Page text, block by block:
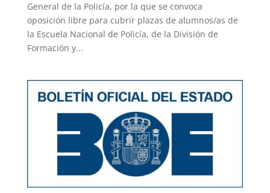
General de la Policía, por la que se convoca
oposición libre para cubrir plazas de alumnos/as de
la Escuela Nacional de Policía, de la División de
Formación y...